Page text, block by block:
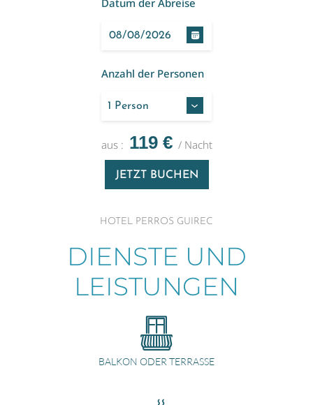
Datum der Abreise
Anzahl der Personen
aus : 119 € / Nacht
JETZT BUCHEN
HOTEL PERROS GUIREC
DIENSTE UND
LEISTUNGEN
BALKON ODER TERRASSE